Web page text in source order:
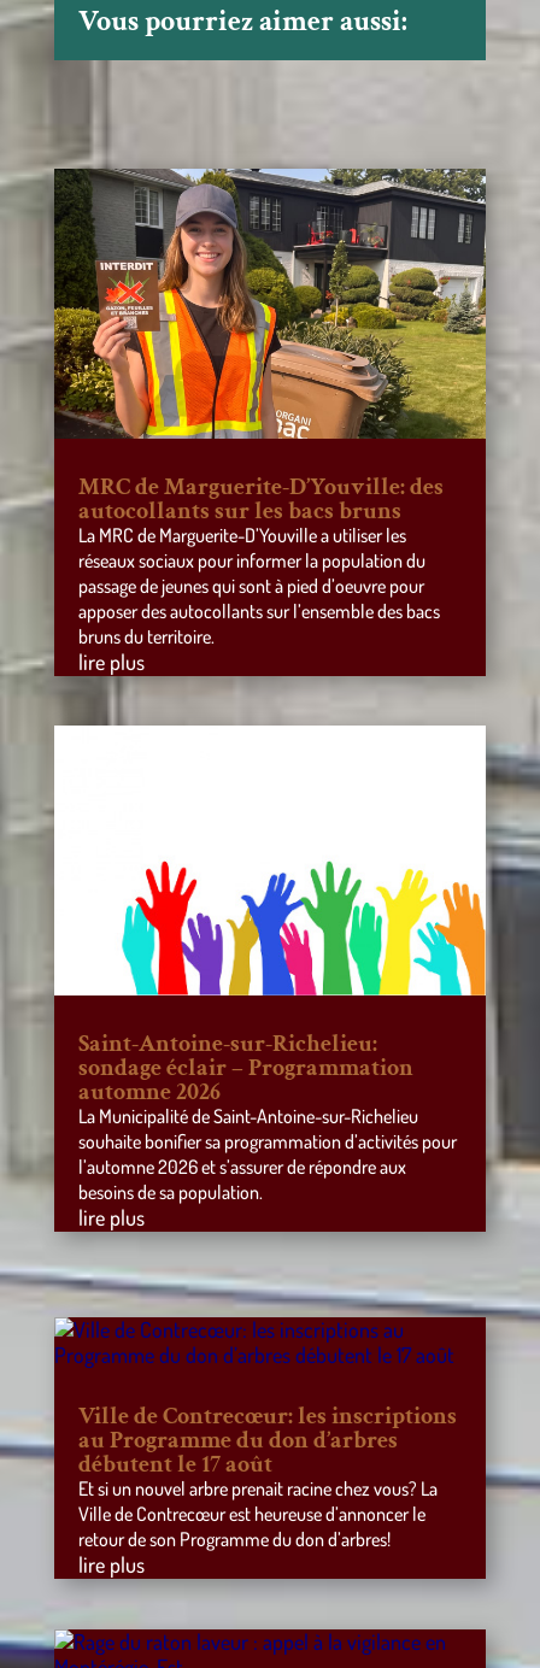
Vous pourriez aimer aussi:
MRC de Marguerite-D’Youville: des
autocollants sur les bacs bruns
La MRC de Marguerite-D’Youville a utiliser les
réseaux sociaux pour informer la population du
passage de jeunes qui sont à pied d’oeuvre pour
apposer des autocollants sur l’ensemble des bacs
bruns du territoire.
lire plus
Saint-Antoine-sur-Richelieu:
sondage éclair – Programmation
automne 2026
La Municipalité de Saint-Antoine-sur-Richelieu
souhaite bonifier sa programmation d’activités pour
l’automne 2026 et s’assurer de répondre aux
besoins de sa population.
lire plus
Ville de Contrecœur: les inscriptions
au Programme du don d’arbres
débutent le 17 août
Et si un nouvel arbre prenait racine chez vous? La
Ville de Contrecœur est heureuse d’annoncer le
retour de son Programme du don d’arbres!
lire plus